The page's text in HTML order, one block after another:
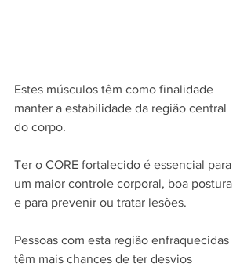
Estes músculos têm como finalidade
manter a estabilidade da região central
do corpo.
Ter o CORE fortalecido é essencial para
um maior controle corporal, boa postura
e para prevenir ou tratar lesões.
Pessoas com esta região enfraquecidas
têm mais chances de ter desvios